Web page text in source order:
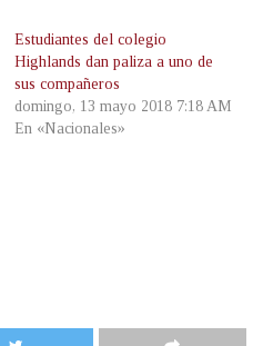
Estudiantes del colegio
Highlands dan paliza a uno de
sus compañeros
domingo, 13 mayo 2018 7:18 AM
En «Nacionales»